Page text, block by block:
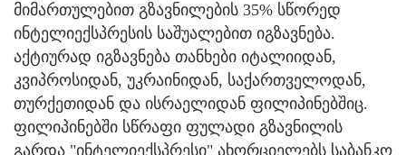
მიმართულებით გზავნილების 35% სწორედ
ინტელიექსპრესის საშუალებით იგზავნება.
აქტიურად იგზავნება თანხები იტალიიდან,
კვიპროსიდან, უკრაინიდან, საქართველოდან,
თურქეთიდან და ისრაელიდან ფილიპინებშიც.
ფილიპინებში სწრაფი ფულადი გზავნილის
გარდა "ინტელიექსპრესი" ახორციელებს საბანკო